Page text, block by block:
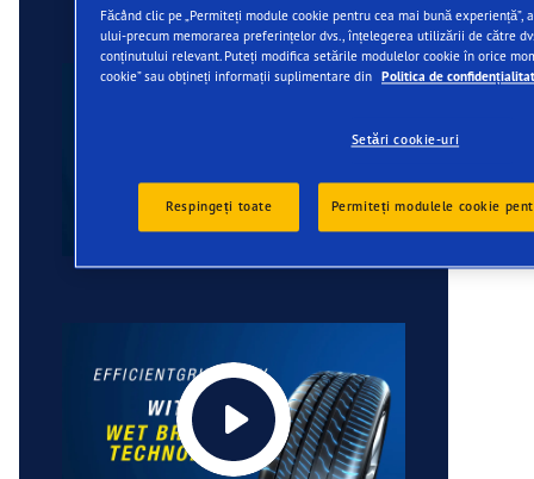
Făcând clic pe „Permiteți module cookie pentru cea mai bună
ului-precum memorarea preferințelor dvs., înțelegerea utilizării de către
conținutului relevant. Puteți modifica setările modulelor cookie în orice
cookie” sau obțineți informații suplimentare din Politica de
Setări cookie-uri
Respingeți toate Permiteți modulele cookie